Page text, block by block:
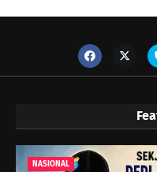
NASIONAL